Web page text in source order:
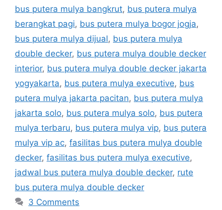
bus putera mulya bangkrut, bus putera mulya
berangkat pagi, bus putera mulya bogor jogja,
bus putera mulya dijual, bus putera mulya
double decker, bus putera mulya double decker
interior, bus putera mulya double decker jakarta
yogyakarta, bus putera mulya executive, bus
putera mulya jakarta pacitan, bus putera mulya
jakarta solo, bus putera mulya solo, bus putera
mulya terbaru, bus putera mulya vip, bus putera
mulya vip ac, fasilitas bus putera mulya double
decker, fasilitas bus putera mulya executive,
jadwal bus putera mulya double decker, rute
bus putera mulya double decker
3 Comments